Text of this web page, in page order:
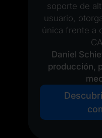
soporte de
usuario,
única frente a
Daniel
producción,